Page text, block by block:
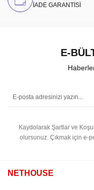
İADE GARANTİSİ
E-
Kaydolarak Şartlar ve
olursunuz. Çıkmak için e-
NETHOUSE